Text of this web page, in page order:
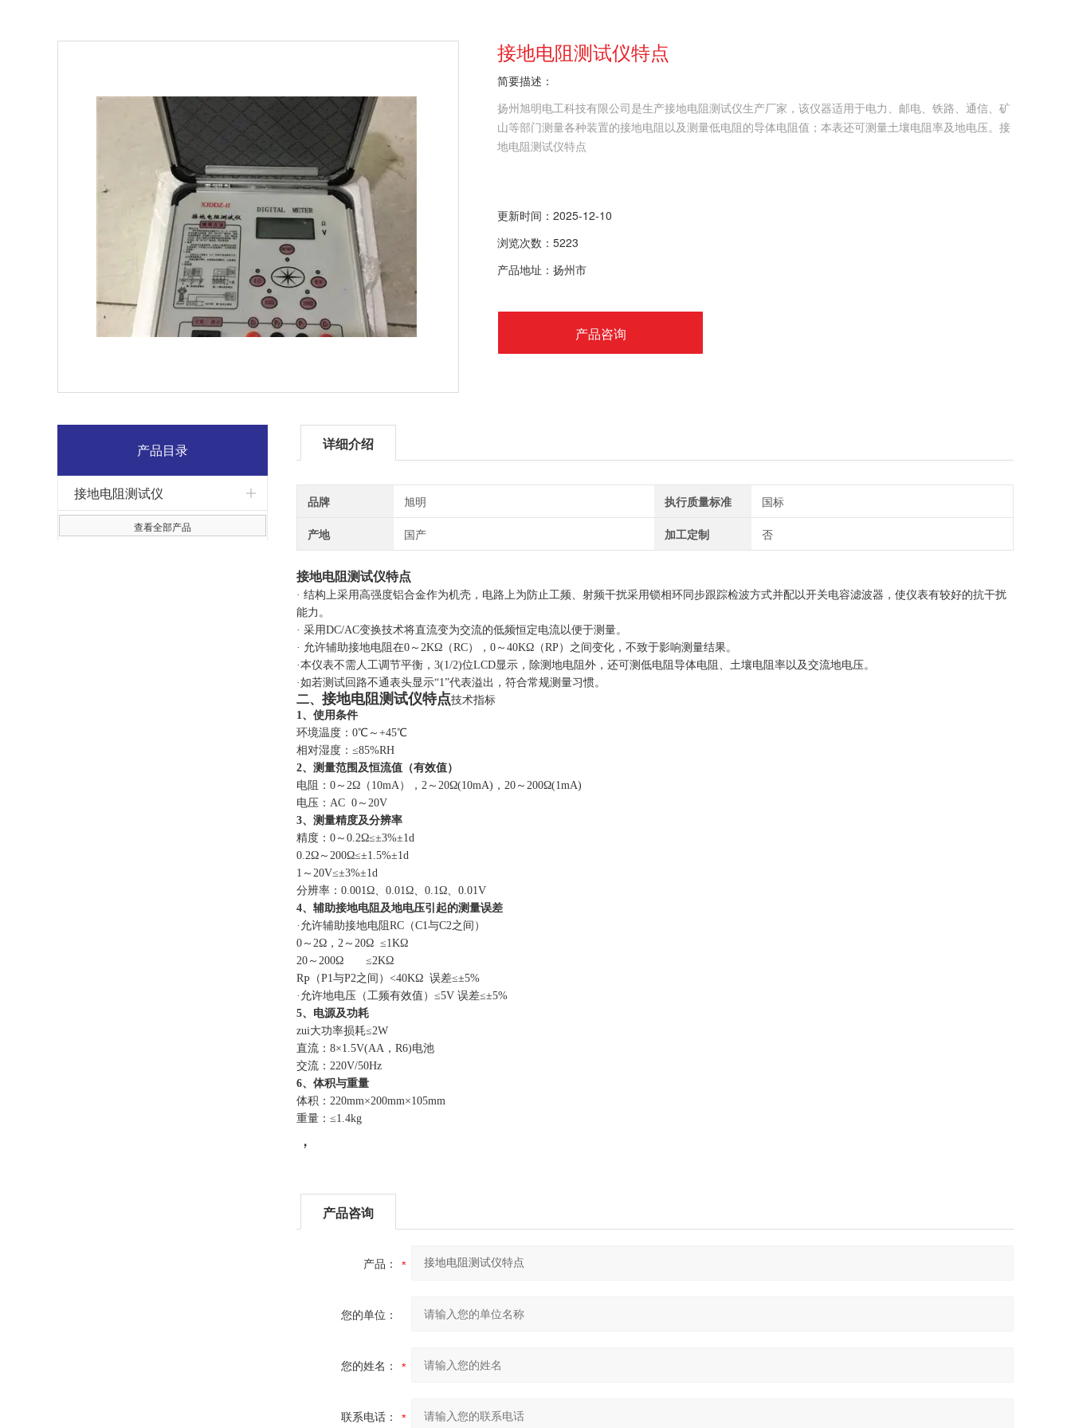
接地电阻测试仪特点
简要描述：
扬州旭明电工科技有限公司是生产接地电阻测试仪生产厂家，该仪器适用于电力、邮电、铁路、通信、矿
山等部门测量各种装置的接地电阻以及测量低电阻的导体电阻值；本表还可测量土壤电阻率及地电压。接
地电阻测试仪特点
更新时间：2025-12-10
浏览次数：5223
产品地址：扬州市
产品咨询
产品目录
接地电阻测试仪
查看全部产品
详细介绍
品牌 旭明 执行质量标准 国标
产地 国产 加工定制 否
接地电阻测试仪特点
· 结构上采用高强度铝合金作为机壳，电路上为防止工频、射频干扰采用锁相环同步跟踪检波方式并配以开关电容滤波器，使仪表有较好的抗干扰
能力。
· 采用DC/AC变换技术将直流变为交流的低频恒定电流以便于测量。
· 允许辅助接地电阻在0～2KΩ（RC），0～40KΩ（RP）之间变化，不致于影响测量结果。
·本仪表不需人工调节平衡，3(1/2)位LCD显示，除测地电阻外，还可测低电阻导体电阻、土壤电阻率以及交流地电压。
·如若测试回路不通表头显示“1”代表溢出，符合常规测量习惯。
二、 接地电阻测试仪特点技术指标
1、使用条件
环境温度：0℃～+45℃
相对湿度：≤85%RH
2、测量范围及恒流值（有效值）
电阻：0～2Ω（10mA），2～ 20Ω(10mA) ，20～200Ω(1mA)
电压：AC 0～20V
3、测量精度及分辨率
精度：0～ 0.2Ω≤±3%±1d
0.2Ω～ 200Ω≤±1.5%±1d
1 ～ 20V≤±3%±1d
分辨率： 0.001Ω、 0.01Ω、 0.1Ω、 0.01V
4、辅助接地电阻及地电压引起的测量误差
·允许辅助接地电阻RC（C1与C2之间）
0～2Ω，2～ 20Ω ≤1KΩ
20～200Ω ≤2KΩ
RP （P1与P2之间） <40KΩ 误差≤±5%
·允许地电压（工频有效值）≤5V 误差≤±5%
5、电源及功耗
zui大功率损耗≤2W
直流：8×1.5V(AA，R6)电池
交流： 220V/50Hz
6、体积与重量
体积：220mm×200mm×105mm
重量：≤1.4kg
，
产品咨询
产品：
您的单位：
您的姓名：
联系电话：